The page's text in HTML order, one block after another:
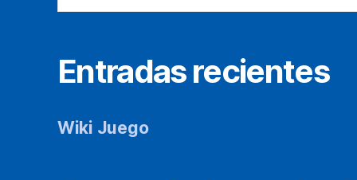
Entradas recientes
Wiki Juego